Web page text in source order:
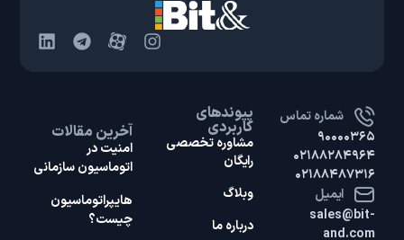
شماره تماس
۹۰۰۰۰۳۶۵
۰۲۱۸۸۲۸۴۹۶۴
۰۲۱۸۸۴۸۷۳۱۶
ایمیل
sales@bit-
and.com
پیوندهای
کاربردی
مشاوره تخصصی
رایگان
وبلاگ
درباره ما
آخرین مقالات
امنیت در
اتوماسیون سازمانی
هایپر‌اتوماسیون
چیست؟